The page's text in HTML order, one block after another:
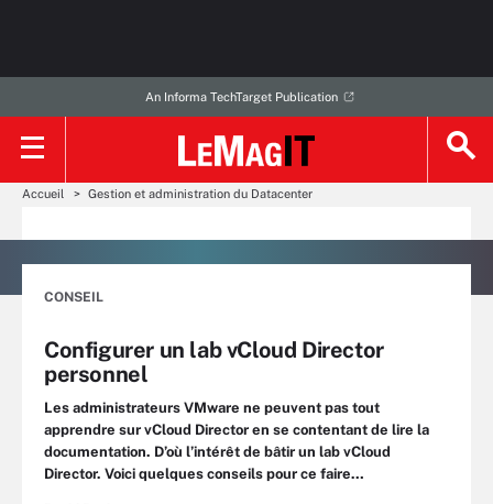
An Informa TechTarget Publication
Accueil Gestion et administration du Datacenter
CONSEIL
Configurer un lab vCloud Director
personnel
Les administrateurs VMware ne peuvent pas tout
apprendre sur vCloud Director en se contentant de lire la
documentation. D’où l’intérêt de bâtir un lab vCloud
Director. Voici quelques conseils pour ce faire…